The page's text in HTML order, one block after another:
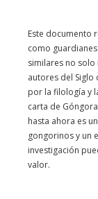
Este documento
como
similares no
autores del
por la filología y
carta de
hasta ahora es
gongorinos y un
investigación
valor.